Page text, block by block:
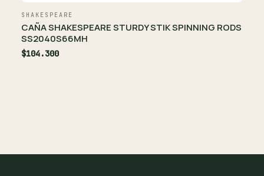
SHAKESPEARE
CAÑA SHAKESPEARE STURDY STIK SPINNING RODS
SS2040S66MH
$104.300